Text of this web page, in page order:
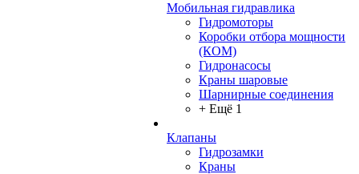
Мобильная гидравлика
Гидромоторы
Коробки отбора мощности
(КОМ)
Гидронасосы
Краны шаровые
Шарнирные соединения
+ Ещё 1
Клапаны
Гидрозамки
Краны